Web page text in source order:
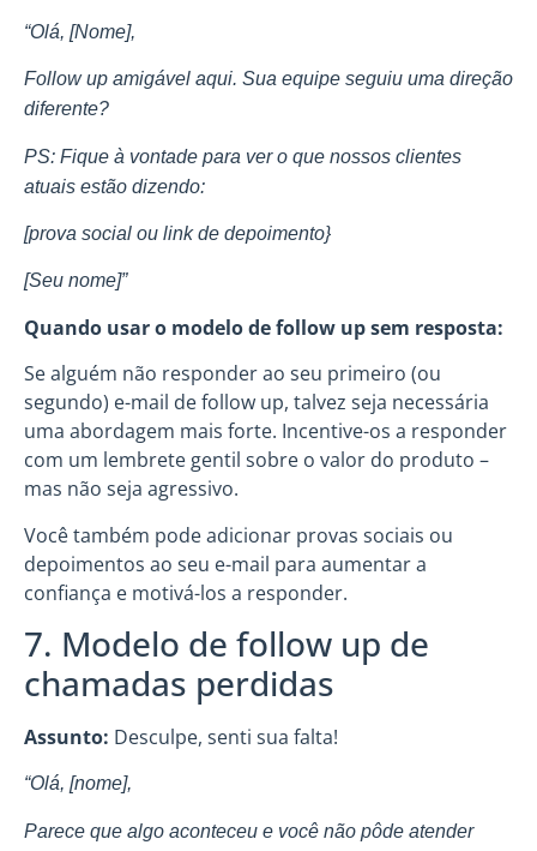
“Olá, [Nome],
Follow up amigável aqui. Sua equipe seguiu uma direção
diferente?
PS: Fique à vontade para ver o que nossos clientes
atuais estão dizendo:
[prova social ou link de depoimento}
[Seu nome]”
Quando usar o modelo de follow up sem resposta:
Se alguém não responder ao seu primeiro (ou
segundo) e-mail de follow up, talvez seja necessária
uma abordagem mais forte. Incentive-os a responder
com um lembrete gentil sobre o valor do produto –
mas não seja agressivo.
Você também pode adicionar provas sociais ou
depoimentos ao seu e-mail para aumentar a
confiança e motivá-los a responder.
7. Modelo de follow up de
chamadas perdidas
Assunto: Desculpe, senti sua falta!
“Olá, [nome],
Parece que algo aconteceu e você não pôde atender